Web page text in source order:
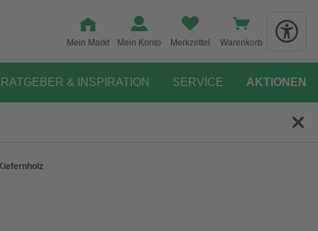
Mein Markt Mein Konto Merkzettel Warenkorb
RATGEBER & INSPIRATION SERVICE AKTIONEN